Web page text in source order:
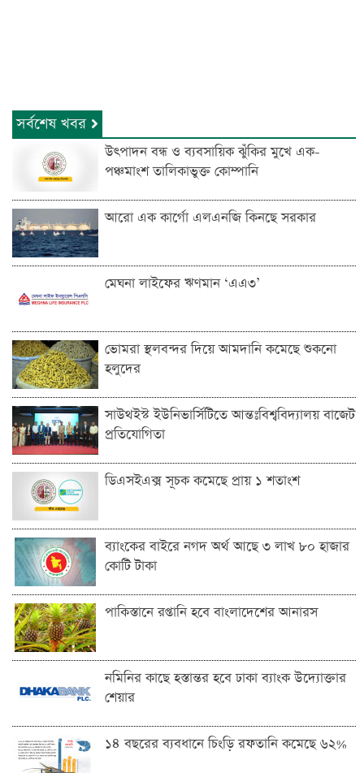
সর্বশেষ খবর
উৎপাদন বন্ধ ও ব্যবসায়িক ঝুঁকির মুখে এক-
পঞ্চমাংশ তালিকাভুক্ত কোম্পানি
আরো এক কার্গো এলএনজি কিনছে সরকার
মেঘনা লাইফের ঋণমান ‘‌এএ৩’
ভোমরা স্থলবন্দ‌র দিয়ে আমদা‌নি ক‌মে‌ছে শুকনো
হলুদের
সাউথইস্ট ইউনিভার্সিটিতে আন্তঃবিশ্ববিদ্যালয় বাজেট
প্রতিযোগিতা
ডিএসইএক্স সূচক কমেছে প্রায় ১ শতাংশ
ব্যাংকের বাইরে নগদ অর্থ আছে ৩ লাখ ৮০ হাজার
কোটি টাকা
পাকিস্তানে রপ্তানি হবে বাংলাদেশের আনারস
নমিনির কাছে হস্তান্তর হবে ঢাকা ব্যাংক উদ্যোক্তার
শেয়ার
১৪ বছরের ব্যবধানে চিংড়ি রফতানি কমেছে ৬২%